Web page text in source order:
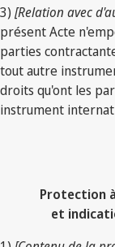
3) [Relation avec
présent Acte
parties
tout autre
droits qu'ont les
instrument
Protection
et